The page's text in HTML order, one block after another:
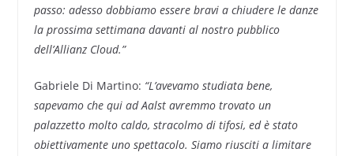
passo: adesso dobbiamo essere bravi a chiudere le danze
la prossima settimana davanti al nostro pubblico
dell’Allianz Cloud.”
Gabriele Di Martino: “L’avevamo studiata bene,
sapevamo che qui ad Aalst avremmo trovato un
palazzetto molto caldo, stracolmo di tifosi, ed è stato
obiettivamente uno spettacolo. Siamo riusciti a limitare